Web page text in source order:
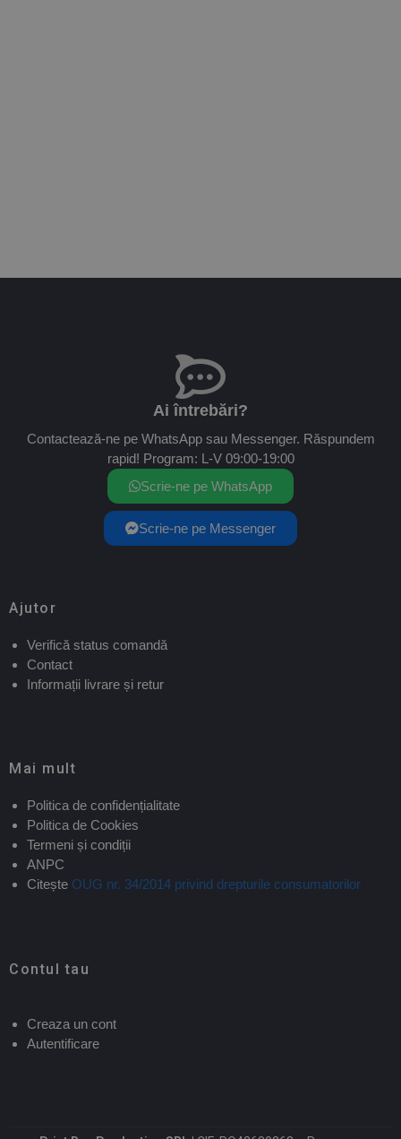
Ai întrebări?
Contactează-ne pe WhatsApp sau Messenger. Răspundem
rapid! Program: L-V 09:00-19:00
Scrie-ne pe WhatsApp
Scrie-ne pe Messenger
Ajutor
Verifică status comandă
Contact
Informații livrare și retur
Mai mult
Politica de confidențialitate
Politica de Cookies
Termeni și condiții
ANPC
Citește OUG nr. 34/2014 privind drepturile consumatorilor
Contul tau
Creaza un cont
Autentificare